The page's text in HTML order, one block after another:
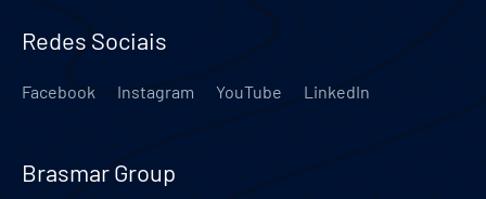
Redes Sociais
Facebook Instagram YouTube LinkedIn
Brasmar Group